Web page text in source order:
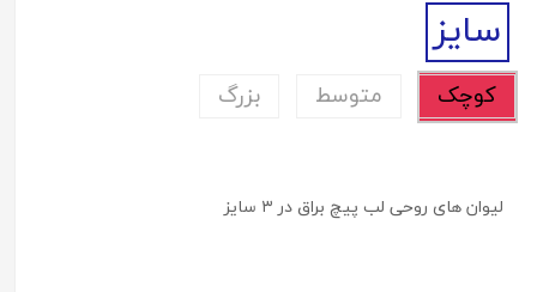
سایز
کوچک متوسط بزرگ
لیوان های روحی لب پیچ براق در ۳ سایز